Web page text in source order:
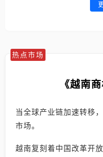
热点市场
《越南
当全球产业链加速转移
市场。
越南复刻着中国改革开